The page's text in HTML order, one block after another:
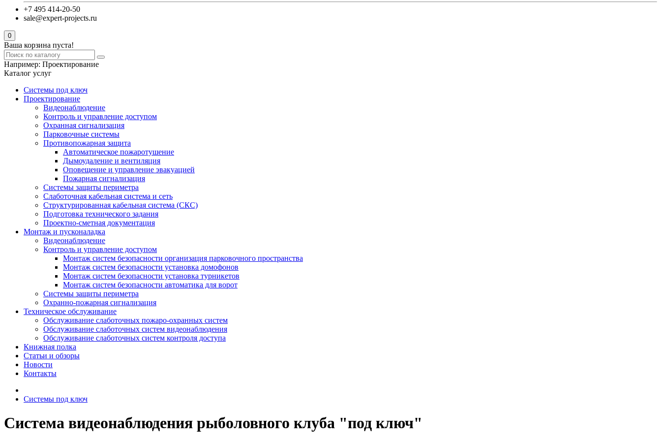
+7 495 414-20-50
sale@expert-projects.ru
0
Ваша корзина пуста!
Например: Проектирование
Каталог услуг
Системы под ключ
Проектирование
Видеонаблюдение
Контроль и управление доступом
Охранная сигнализация
Парковочные системы
Противопожарная защита
Автоматическое пожаротушение
Дымоудаление и вентиляция
Оповещение и управление эвакуацией
Пожарная сигнализация
Системы защиты периметра
Слаботочная кабельная система и сеть
Структурированная кабельная система (СКС)
Подготовка технического задания
Проектно-сметная документация
Монтаж и пусконаладка
Видеонаблюдение
Контроль и управление доступом
Монтаж систем безопасности организация парковочного пространства
Монтаж систем безопасности установка домофонов
Монтаж систем безопасности установка турникетов
Монтаж систем безопасности автоматика для ворот
Системы защиты периметра
Охранно-пожарная сигнализация
Техническое обслуживание
Обслуживание слаботочных пожаро-охранных систем
Обслуживание слаботочных систем видеонаблюдения
Обслуживание слаботочных систем контроля доступа
Книжная полка
Статьи и обзоры
Новости
Контакты
Системы под ключ
Система видеонаблюдения рыболовного клуба "под ключ"